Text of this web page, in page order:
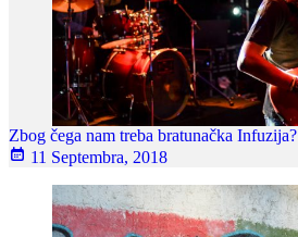
Zbog čega nam treba bratunačka Infuzija?
11 Septembra, 2018